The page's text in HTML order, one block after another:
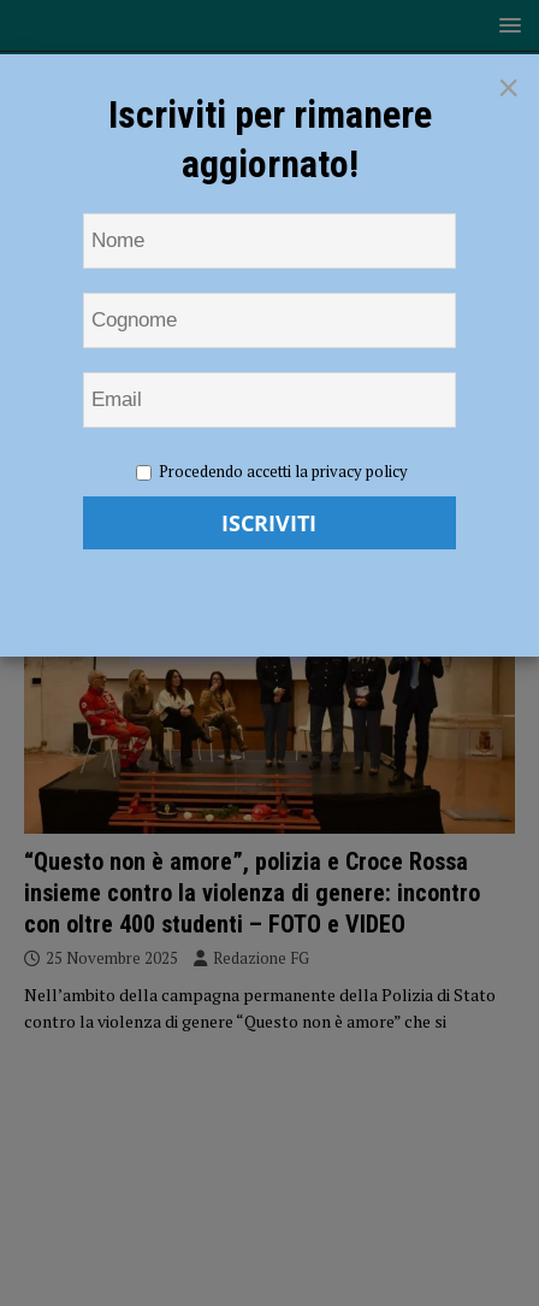
Questo non è amore
“Questo non è amore”, polizia e Croce Rossa
insieme contro la violenza di genere: incontro
con oltre 400 studenti – FOTO e VIDEO
25 Novembre 2025 Redazione FG
Nell’ambito della campagna permanente della Polizia di Stato
contro la violenza di genere “Questo non è amore” che si
×
Iscriviti per rimanere
aggiornato!
Procedendo accetti la privacy policy